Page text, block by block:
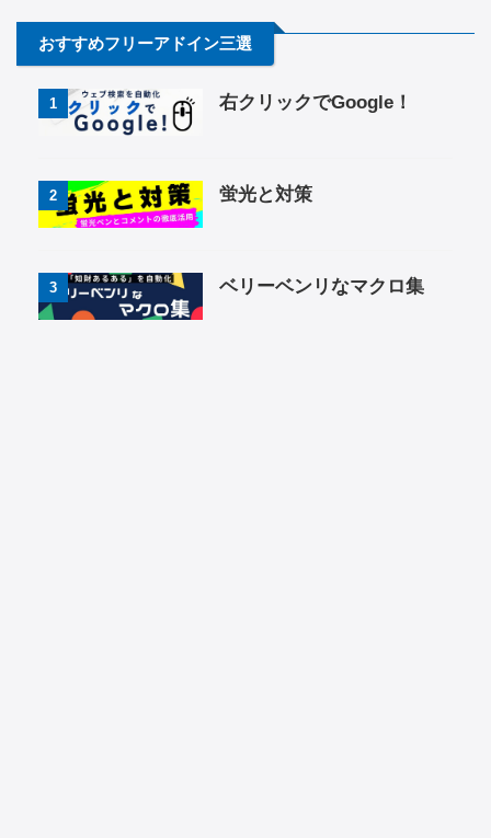
おすすめフリーアドイン三選
1 右クリックでGoogle！
2 蛍光と対策
3 ベリーベンリなマクロ集